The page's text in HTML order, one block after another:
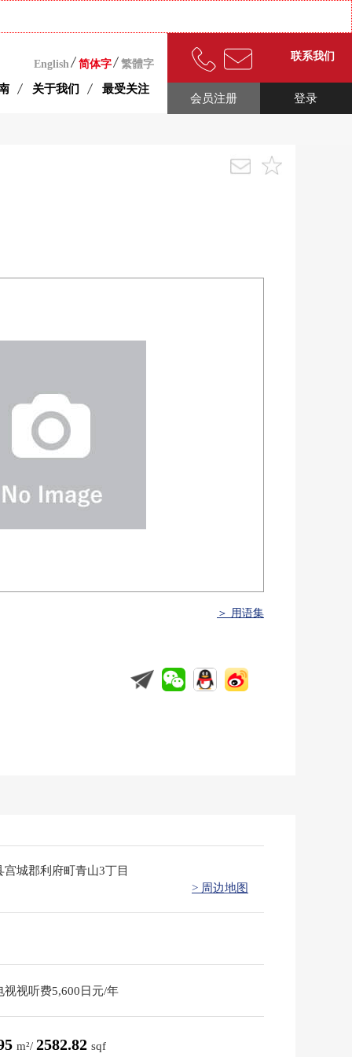
English 简体字 繁體字
关于我们 最受关注
联系我们
登录
会员注册
＞ 用语集
宫城郡利府町青山3丁目
> 周边地图
视视听费5,600日元/年
m²/ 2582.82 sqf